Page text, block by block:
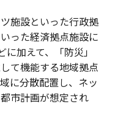
施設といった行政拠
った経済拠点施設に
加えて、「防災」
て機能する地域拠点
に分散配置し、ネッ
市計画が想定され